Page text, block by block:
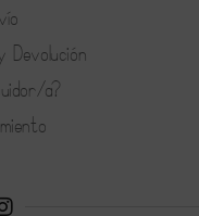
Devolución
a?